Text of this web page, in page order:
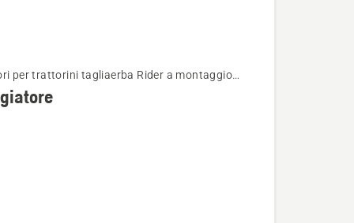
per trattorini tagliaerba Rider a montaggio